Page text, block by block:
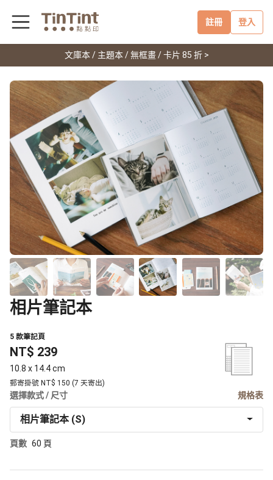
註冊 登入
文庫本 / 主題本 / 無框畫 / 卡片 85 折 >
相片筆記本
5 款筆記頁
NT$ 239
10.8 x 14.4 cm
郵寄掛號 NT$ 150 (7 天寄出)
選擇款式 / 尺寸 規格表
相片筆記本 (S)
頁數 60 頁